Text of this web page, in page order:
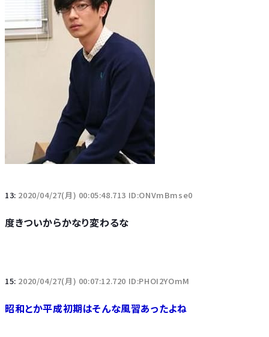
13: 2020/04/27(月) 00:05:48.713 ID:ONVmBmse0
度きついからかなり変わるな
15: 2020/04/27(月) 00:07:12.720 ID:PHOI2YOmM
昭和とか平成初期はそんな風習あったよね